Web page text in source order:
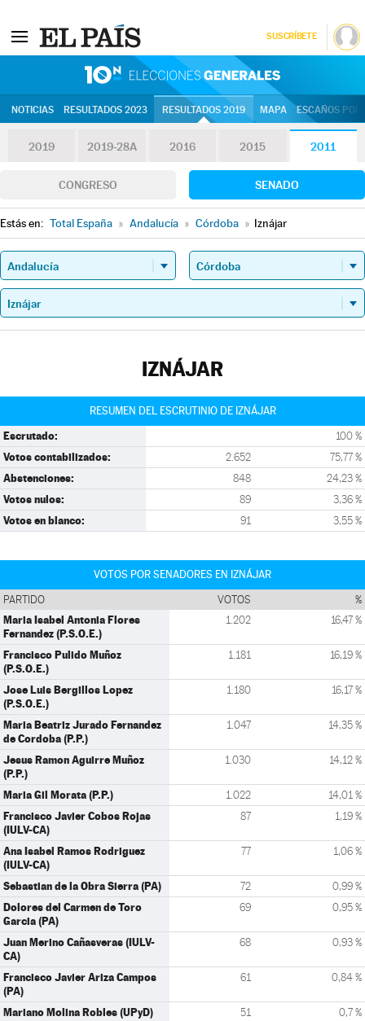
SUSCRÍBETE
NOTICIAS RESULTADOS 2023 RESULTADOS 2019 MAPA ESCAÑOS
2019 2019-28A 2016 2015 2011
CONGRESO SENADO
Estás en: Total España » Andalucía » Córdoba » Iznájar
IZNÁJAR
RESUMEN DEL ESCRUTINIO DE IZNÁJAR
Escrutado: 100 %
Votos contabilizados: 2.652 75,77 %
Abstenciones: 848 24,23 %
Votos nulos: 89 3,36 %
Votos en blanco: 91 3,55 %
VOTOS POR SENADORES EN IZNÁJAR
PARTIDO VOTOS %
Maria Isabel Antonia Flores
Fernandez (P.S.O.E.)
1.202 16,47 %
Francisco Pulido Muñoz
(P.S.O.E.)
1.181 16,19 %
Jose Luis Bergillos Lopez
(P.S.O.E.)
1.180 16,17 %
Maria Beatriz Jurado Fernandez
de Cordoba (P.P.)
1.047 14,35 %
Jesus Ramon Aguirre Muñoz
(P.P.)
1.030 14,12 %
Maria Gil Morata (P.P.) 1.022 14,01 %
Francisco Javier Cobos Rojas
(IULV-CA)
87 1,19 %
Ana Isabel Ramos Rodriguez
(IULV-CA)
77 1,06 %
Sebastian de la Obra Sierra (PA) 72 0,99 %
Dolores del Carmen de Toro
Garcia (PA)
69 0,95 %
Juan Merino Cañasveras (IULV-
CA)
68 0,93 %
Francisco Javier Ariza Campos
(PA)
61 0,84 %
Mariano Molina Robles (UPyD) 51 0,7 %